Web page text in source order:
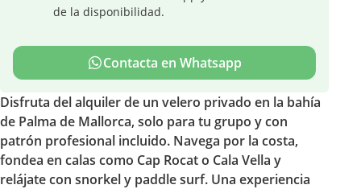
de la disponibilidad.
Contacta en Whatsapp
Disfruta del alquiler de un velero privado en la bahía
de Palma de Mallorca, solo para tu grupo y con
patrón profesional incluido. Navega por la costa,
fondea en calas como Cap Rocat o Cala Vella y
relájate con snorkel y paddle surf. Una experiencia